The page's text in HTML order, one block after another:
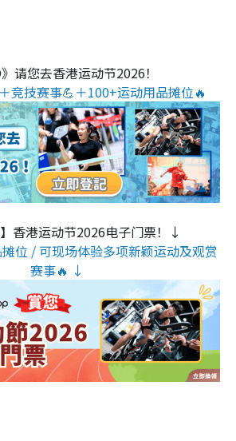
》请您去香港运动节2026！
竞技赛事💪＋100+运动用品摊位🔥
香港运动节2026电子门票！↓
位 / 可现场体验多项新颖运动及观赏
赛事🔥 ↓